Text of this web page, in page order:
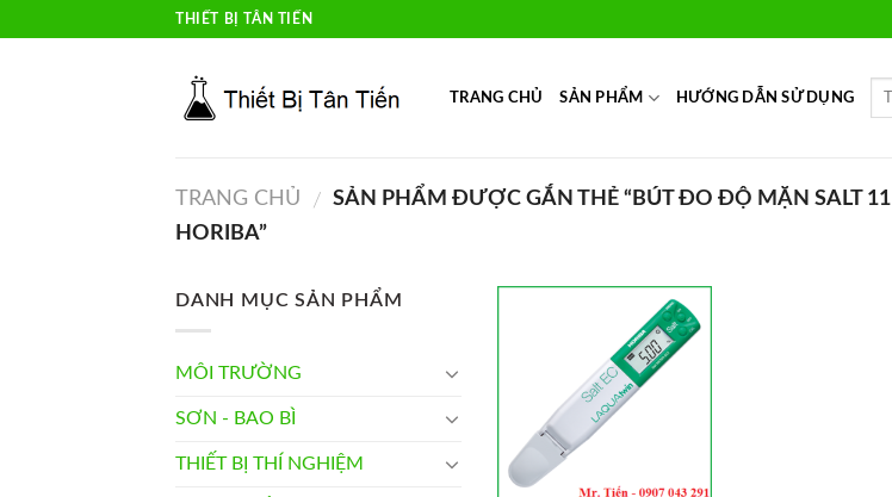
to
THIẾT BỊ TÂN TIẾN
TRANG CHỦ SẢN PHẨM HƯỚNG DẪN SỬ DỤNG
TRANG CHỦ / SẢN PHẨM ĐƯỢC GẮN THẺ “BÚT ĐO ĐỘ MẶN SALT 11
HORIBA”
DANH MỤC SẢN PHẨM
MÔI TRƯỜNG
SƠN - BAO BÌ
THIẾT BỊ THÍ NGHIỆM
Add to
Wishlist